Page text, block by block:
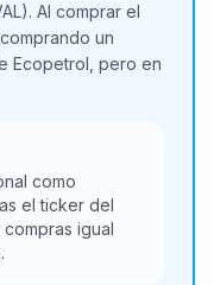
Al comprar el
un
Ecopetrol, pero en
como
el ticker del
igual